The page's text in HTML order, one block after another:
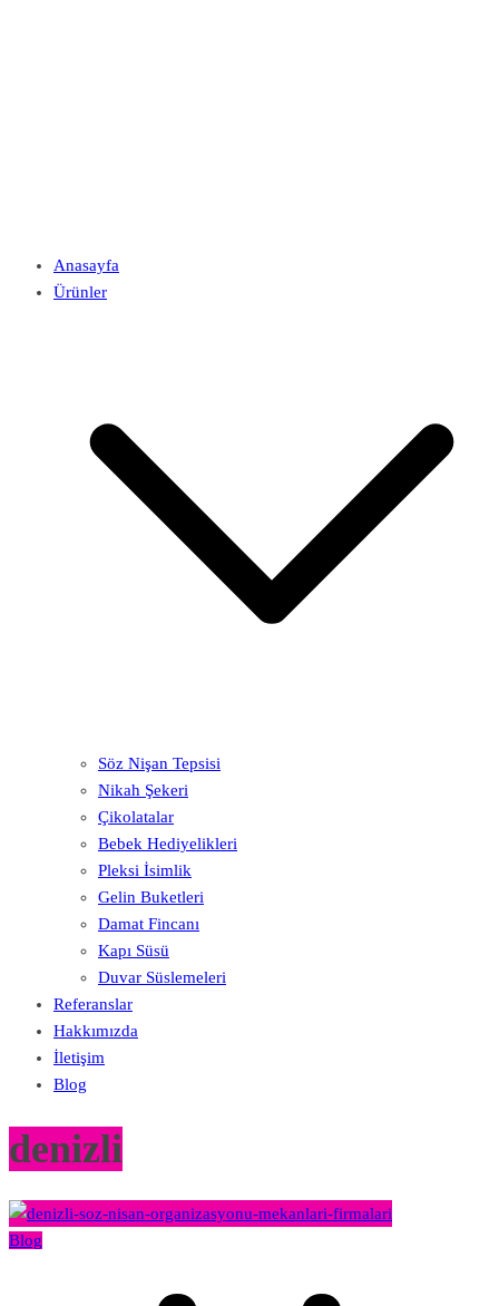
Anasayfa
Ürünler
Söz Nişan Tepsisi
Nikah Şekeri
Çikolatalar
Bebek Hediyelikleri
Pleksi İsimlik
Gelin Buketleri
Damat Fincanı
Kapı Süsü
Duvar Süslemeleri
Referanslar
Hakkımızda
İletişim
Blog
denizli
Blog